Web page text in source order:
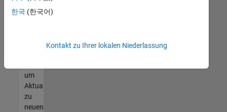
werden
unseres
um
Aktualisierungen
zu
neuen
한국 (한국어)
Kontakt zu Ihrer lokalen Niederlassung